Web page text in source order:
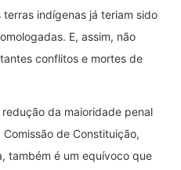
indígenas já teriam sido
E, assim, não
conflitos e mortes de
da maioridade penal
de Constituição,
também é um equívoco que